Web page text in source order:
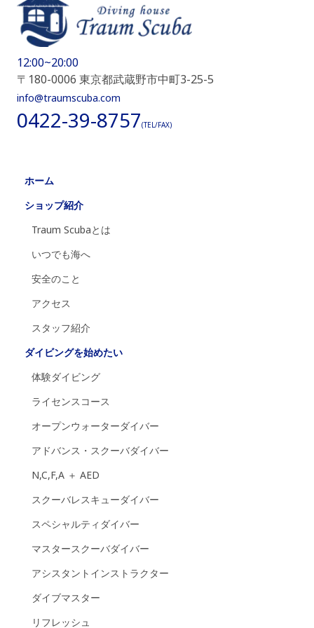
12:00~20:00
〒180-0006 東京都武蔵野市中町3-25-5
info@traumscuba.com
0422-39-8757(TEL/FAX)
ホーム
ショップ紹介
Traum Scubaとは
いつでも海へ
安全のこと
アクセス
スタッフ紹介
ダイビングを始めたい
体験ダイビング
ライセンスコース
オープンウォーターダイバー
アドバンス・スクーバダイバー
N,C,F,A ＋ AED
スクーバレスキューダイバー
スペシャルティダイバー
マスタースクーバダイバー
アシスタントインストラクター
ダイブマスター
リフレッシュ